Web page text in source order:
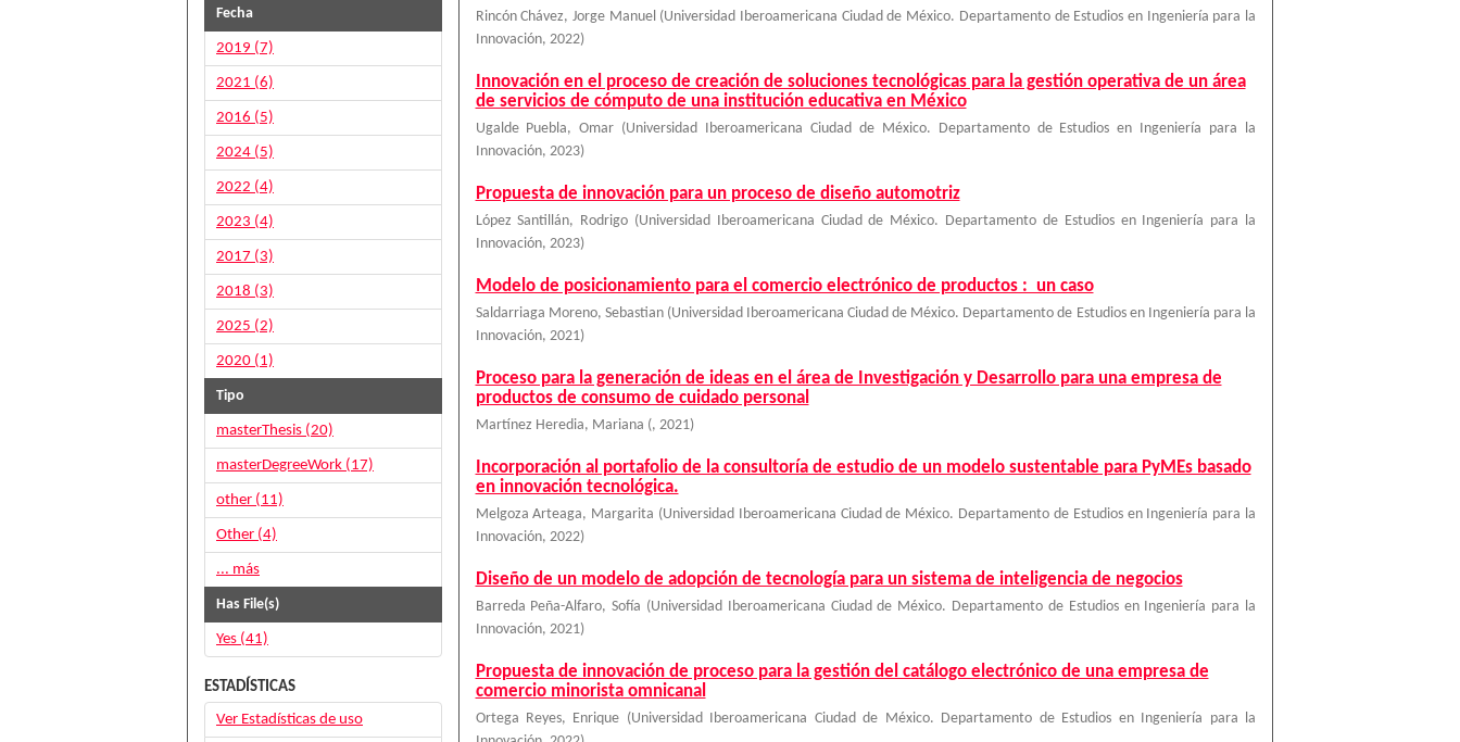
Rincón Chávez, Jorge Manuel (Universidad Iberoamericana Ciudad de México. Departamento de Estudios en Ingeniería para la
Innovación, 2022)
Innovación en el proceso de creación de soluciones tecnológicas para la gestión operativa de un área
de servicios de cómputo de una institución educativa en México
Ugalde Puebla, Omar (Universidad Iberoamericana Ciudad de México. Departamento de Estudios en Ingeniería para la
Innovación, 2023)
Propuesta de innovación para un proceso de diseño automotriz
López Santillán, Rodrigo (Universidad Iberoamericana Ciudad de México. Departamento de Estudios en Ingeniería para la
Innovación, 2023)
Modelo de posicionamiento para el comercio electrónico de productos : un caso
Saldarriaga Moreno, Sebastian (Universidad Iberoamericana Ciudad de México. Departamento de Estudios en Ingeniería para la
Innovación, 2021)
Proceso para la generación de ideas en el área de Investigación y Desarrollo para una empresa de
productos de consumo de cuidado personal
Martínez Heredia, Mariana (, 2021)
Incorporación al portafolio de la consultoría de estudio de un modelo sustentable para PyMEs basado
en innovación tecnológica.
Melgoza Arteaga, Margarita (Universidad Iberoamericana Ciudad de México. Departamento de Estudios en Ingeniería para la
Innovación, 2022)
Diseño de un modelo de adopción de tecnología para un sistema de inteligencia de negocios
Barreda Peña-Alfaro, Sofía (Universidad Iberoamericana Ciudad de México. Departamento de Estudios en Ingeniería para la
Innovación, 2021)
Propuesta de innovación de proceso para la gestión del catálogo electrónico de una empresa de
comercio minorista omnicanal
Ortega Reyes, Enrique (Universidad Iberoamericana Ciudad de México. Departamento de Estudios en Ingeniería para la
Fecha
2019 (7)
2021 (6)
2016 (5)
2024 (5)
2022 (4)
2023 (4)
2017 (3)
2018 (3)
2025 (2)
2020 (1)
Tipo
masterThesis (20)
masterDegreeWork (17)
other (11)
Other (4)
... más
Has File(s)
Yes (41)
ESTADÍSTICAS
Ver Estadísticas de uso